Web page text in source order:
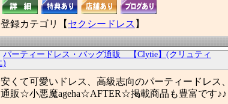
登録カテゴリ【 セクシードレス 】
パーティードレス・バッグ通販 【Clytie】(クリュティ
)
安くて可愛いドレス、高級志向のパーティードレス
通販☆小悪魔ageha☆AFTER☆掲載商品も豊富です♪♪